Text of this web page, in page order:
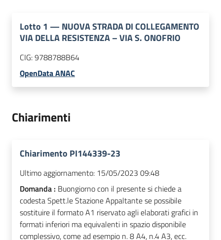
Lotto 1 — NUOVA STRADA DI COLLEGAMENTO
VIA DELLA RESISTENZA – VIA S. ONOFRIO
CIG:9788788B64
OpenData ANAC
Chiarimenti
Chiarimento PI144339-23
Ultimo aggiornamento: 15/05/2023 09:48
Domanda : Buongiorno con il presente si chiede a
codesta Spett.le Stazione Appaltante se possibile
sostituire il formato A1 riservato agli elaborati grafici in
formati inferiori ma equivalenti in spazio disponibile
complessivo, come ad esempio n. 8 A4, n.4 A3, ecc.